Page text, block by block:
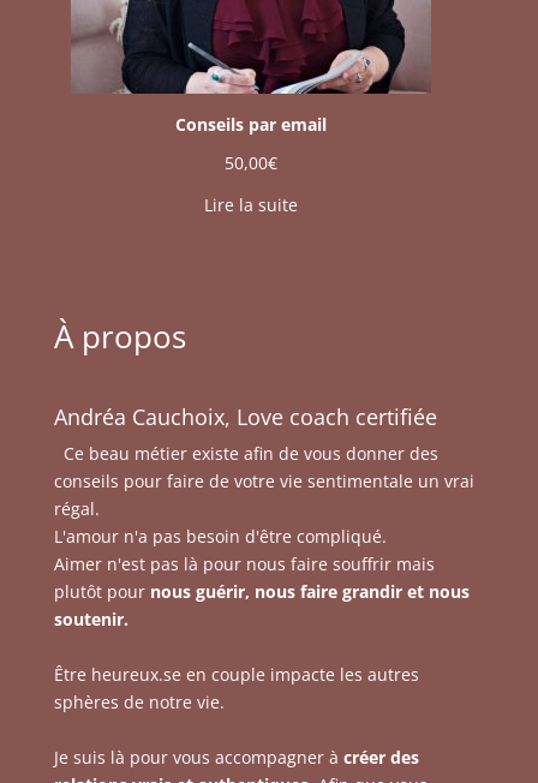
Conseils par email
50,00€
Lire la suite
À propos
Andréa Cauchoix, Love coach certifiée
Ce beau métier existe afin de vous donner des
conseils pour faire de votre vie sentimentale un vrai
régal.
L'amour n'a pas besoin d'être compliqué.
Aimer n'est pas là pour nous faire souffrir mais
plutôt pour nous guérir, nous faire grandir et nous
soutenir.
Être heureux.se en couple impacte les autres
sphères de notre vie.
Je suis là pour vous accompagner à créer des